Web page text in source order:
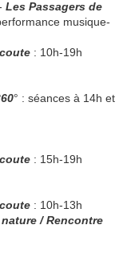
Les Passagers de
musique-
: 10h-19h
° : séances à 14h et
: 15h-19h
: 10h-13h
/ Rencontre